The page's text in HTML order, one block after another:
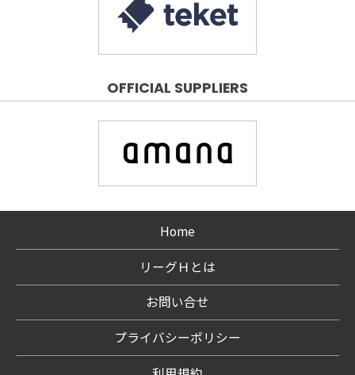
OFFICIAL SUPPLIERS
Home
リーグＨとは
お問い合せ
プライバシーポリシー